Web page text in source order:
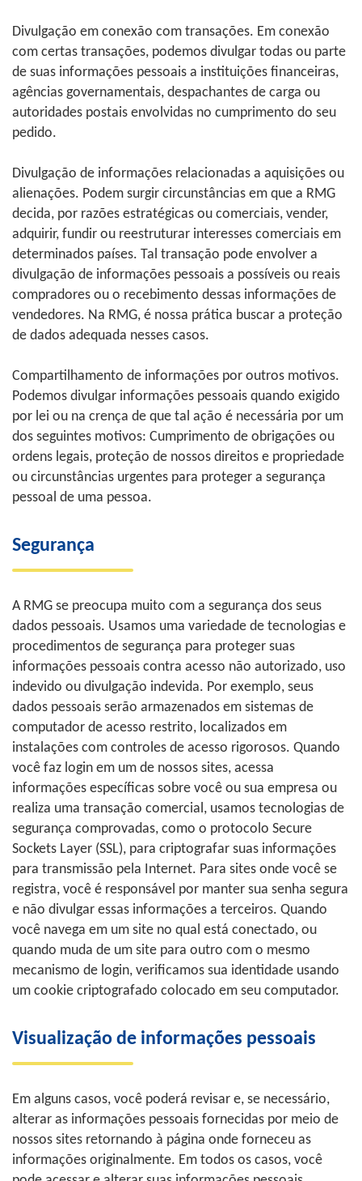
Divulgação em conexão com transações. Em conexão
com certas transações, podemos divulgar todas ou parte
de suas informações pessoais a instituições financeiras,
agências governamentais, despachantes de carga ou
autoridades postais envolvidas no cumprimento do seu
pedido.
Divulgação de informações relacionadas a aquisições ou
alienações. Podem surgir circunstâncias em que a RMG
decida, por razões estratégicas ou comerciais, vender,
adquirir, fundir ou reestruturar interesses comerciais em
determinados países. Tal transação pode envolver a
divulgação de informações pessoais a possíveis ou reais
compradores ou o recebimento dessas informações de
vendedores. Na RMG, é nossa prática buscar a proteção
de dados adequada nesses casos.
Compartilhamento de informações por outros motivos.
Podemos divulgar informações pessoais quando exigido
por lei ou na crença de que tal ação é necessária por um
dos seguintes motivos: Cumprimento de obrigações ou
ordens legais, proteção de nossos direitos e propriedade
ou circunstâncias urgentes para proteger a segurança
pessoal de uma pessoa.
Segurança
A RMG se preocupa muito com a segurança dos seus
dados pessoais. Usamos uma variedade de tecnologias e
procedimentos de segurança para proteger suas
informações pessoais contra acesso não autorizado, uso
indevido ou divulgação indevida. Por exemplo, seus
dados pessoais serão armazenados em sistemas de
computador de acesso restrito, localizados em
instalações com controles de acesso rigorosos. Quando
você faz login em um de nossos sites, acessa
informações específicas sobre você ou sua empresa ou
realiza uma transação comercial, usamos tecnologias de
segurança comprovadas, como o protocolo Secure
Sockets Layer (SSL), para criptografar suas informações
para transmissão pela Internet. Para sites onde você se
registra, você é responsável por manter sua senha segura
e não divulgar essas informações a terceiros. Quando
você navega em um site no qual está conectado, ou
quando muda de um site para outro com o mesmo
mecanismo de login, verificamos sua identidade usando
um cookie criptografado colocado em seu computador.
Visualização de informações pessoais
Em alguns casos, você poderá revisar e, se necessário,
alterar as informações pessoais fornecidas por meio de
nossos sites retornando à página onde forneceu as
informações originalmente. Em todos os casos, você